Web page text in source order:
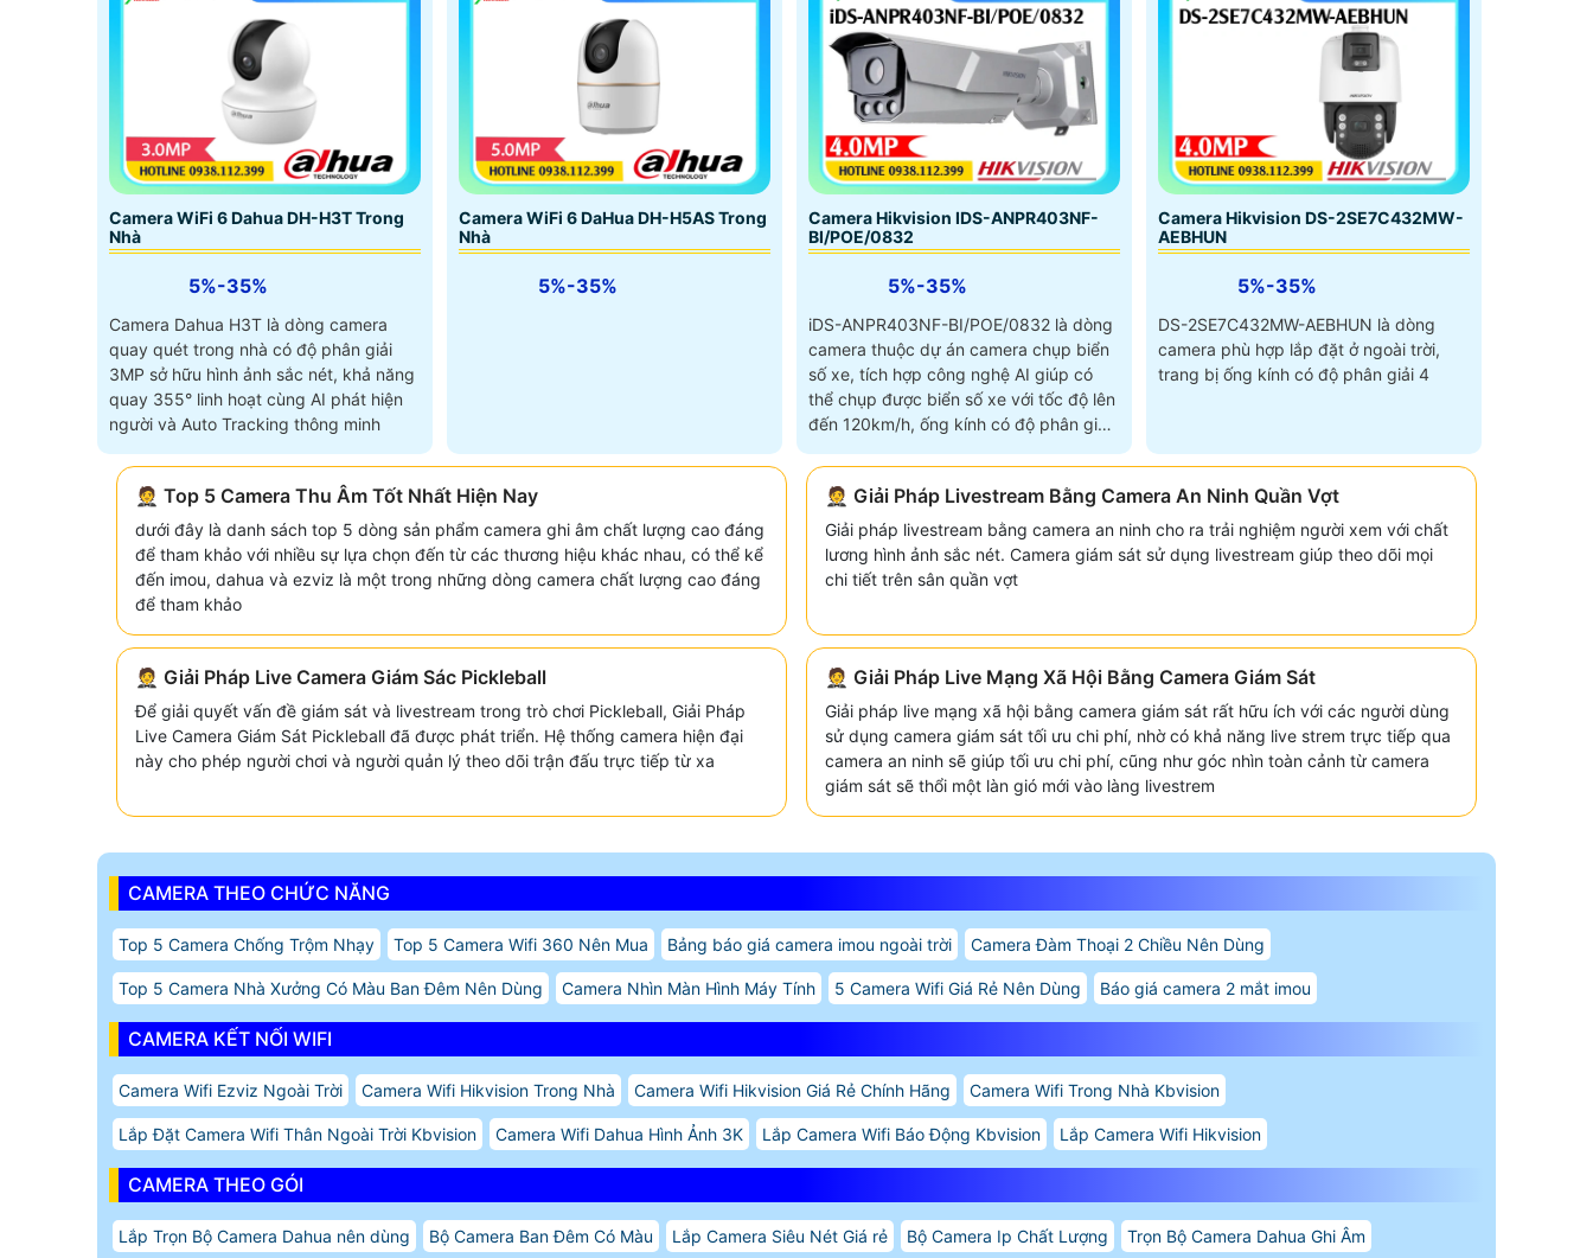
Camera WiFi 6 Dahua DH-H3T Trong
Nhà
5%-35%
Camera Dahua H3T là dòng camera
quay quét trong nhà có độ phân giải
3MP sở hữu hình ảnh sắc nét, khả năng
quay 355° linh hoạt cùng AI phát hiện
người và Auto Tracking thông minh
Camera WiFi 6 DaHua DH-H5AS Trong
Nhà
5%-35%
Camera Hikvision IDS-ANPR403NF-
BI/POE/0832
5%-35%
iDS-ANPR403NF-BI/POE/0832 là dòng
camera thuộc dự án camera chụp biển
số xe, tích hợp công nghệ AI giúp có
thể chụp được biển số xe với tốc độ lên
đến 120km/h, ống kính có độ phân giải
Camera Hikvision DS-2SE7C432MW-
AEBHUN
5%-35%
DS-2SE7C432MW-AEBHUN là dòng
camera phù hợp lắp đặt ở ngoài trời,
trang bị ống kính có độ phân giải 4
🤵 Top 5 Camera Thu Âm Tốt Nhất Hiện Nay
dưới đây là danh sách top 5 dòng sản phẩm camera ghi âm chất lượng cao đáng
để tham khảo với nhiều sự lựa chọn đến từ các thương hiệu khác nhau, có thể kể
đến imou, dahua và ezviz là một trong những dòng camera chất lượng cao đáng
để tham khảo
🤵 Giải Pháp Livestream Bằng Camera An Ninh Quần Vợt
Giải pháp livestream bằng camera an ninh cho ra trải nghiệm người xem với chất
lương hình ảnh sắc nét. Camera giám sát sử dụng livestream giúp theo dõi mọi
chi tiết trên sân quần vợt
🤵 Giải Pháp Live Camera Giám Sác Pickleball
Để giải quyết vấn đề giám sát và livestream trong trò chơi Pickleball, Giải Pháp
Live Camera Giám Sát Pickleball đã được phát triển. Hệ thống camera hiện đại
này cho phép người chơi và người quản lý theo dõi trận đấu trực tiếp từ xa
🤵 Giải Pháp Live Mạng Xã Hội Bằng Camera Giám Sát
Giải pháp live mạng xã hội bằng camera giám sát rất hữu ích với các người dùng
sử dụng camera giám sát tối ưu chi phí, nhờ có khả năng live strem trực tiếp qua
camera an ninh sẽ giúp tối ưu chi phí, cũng như góc nhìn toàn cảnh từ camera
giám sát sẽ thổi một làn gió mới vào làng livestrem
CAMERA THEO CHỨC NĂNG
Top 5 Camera Chống Trộm Nhạy Top 5 Camera Wifi 360 Nên Mua Bảng báo giá camera imou ngoài trời Camera Đàm Thoại 2 Chiều Nên Dùng
Top 5 Camera Nhà Xưởng Có Màu Ban Đêm Nên Dùng Camera Nhìn Màn Hình Máy Tính 5 Camera Wifi Giá Rẻ Nên Dùng Báo giá camera 2 mắt imou
CAMERA KẾT NỐI WIFI
Camera Wifi Ezviz Ngoài Trời Camera Wifi Hikvision Trong Nhà Camera Wifi Hikvision Giá Rẻ Chính Hãng Camera Wifi Trong Nhà Kbvision
Lắp Đặt Camera Wifi Thân Ngoài Trời Kbvision Camera Wifi Dahua Hình Ảnh 3K Lắp Camera Wifi Báo Động Kbvision Lắp Camera Wifi Hikvision
CAMERA THEO GÓI
Lắp Trọn Bộ Camera Dahua nên dùng Bộ Camera Ban Đêm Có Màu Lắp Camera Siêu Nét Giá rẻ Bộ Camera Ip Chất Lượng Trọn Bộ Camera Dahua Ghi Âm